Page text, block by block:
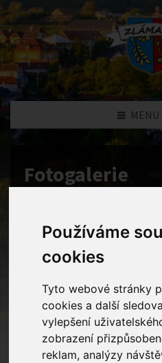
Používáme
cookies
Tyto webové stránky
cookies a další
vylepšení
zobrazení
reklam, analýzy
MENU
Fotogalerie